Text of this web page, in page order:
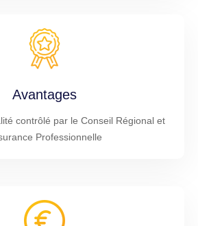
Avantages
contrôlé par le Conseil Régional et
Professionnelle